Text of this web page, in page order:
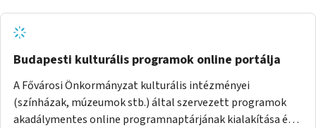
zöldutakon való közlekedést.
Budapesti kulturális programok online portálja
A Fővárosi Önkormányzat kulturális intézményei
(színházak, múzeumok stb.) által szervezett programok
akadálymentes online programnaptárjának kialakítása és